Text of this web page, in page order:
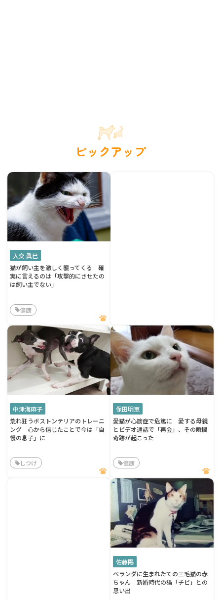
ピックアップ
入交 眞巳
猫が飼い主を激しく襲ってくる 確
実に言えるのは「攻撃的にさせたの
は飼い主でない」
健康
中津海麻子
荒れ狂うボストンテリアのトレーニ
ング 心から信じたことで今は「自
慢の息子」に
しつけ
保田明恵
愛猫が心筋症で危篤に 愛する母親
とビデオ通話で「再会」、その瞬間
奇跡が起こった
健康
佐藤陽
ベランダに生まれたての三毛猫の赤
ちゃん 新婚時代の猫「チビ」との
思い出